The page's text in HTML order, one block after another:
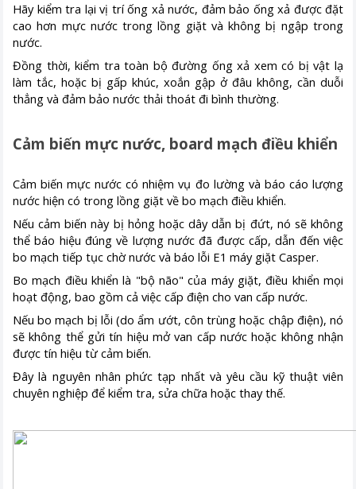
Hãy kiểm tra lại vị trí ống xả nước, đảm bảo ống xả được đặt
cao hơn mực nước trong lồng giặt và không bị ngập trong
nước.
Đồng thời, kiểm tra toàn bộ đường ống xả xem có bị vật lạ
làm tắc, hoặc bị gấp khúc, xoắn gập ở đâu không, cần duỗi
thẳng và đảm bảo nước thải thoát đi bình thường.
Cảm biến mực nước, board mạch điều khiển
Cảm biến mực nước có nhiệm vụ đo lường và báo cáo lượng
nước hiện có trong lồng giặt về bo mạch điều khiển.
Nếu cảm biến này bị hỏng hoặc dây dẫn bị đứt, nó sẽ không
thể báo hiệu đúng về lượng nước đã được cấp, dẫn đến việc
bo mạch tiếp tục chờ nước và báo lỗi E1 máy giặt Casper.
Bo mạch điều khiển là "bộ não" của máy giặt, điều khiển mọi
hoạt động, bao gồm cả việc cấp điện cho van cấp nước.
Nếu bo mạch bị lỗi (do ẩm ướt, côn trùng hoặc chập điện), nó
sẽ không thể gửi tín hiệu mở van cấp nước hoặc không nhận
được tín hiệu từ cảm biến.
Đây là nguyên nhân phức tạp nhất và yêu cầu kỹ thuật viên
chuyên nghiệp để kiểm tra, sửa chữa hoặc thay thế.